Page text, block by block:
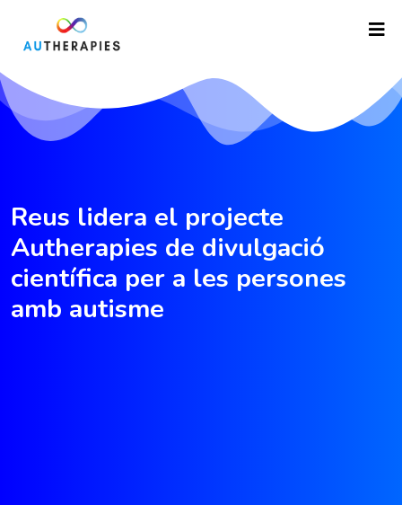
Reus lidera el projecte
Autherapies de divulgació
científica per a les persones
amb autisme